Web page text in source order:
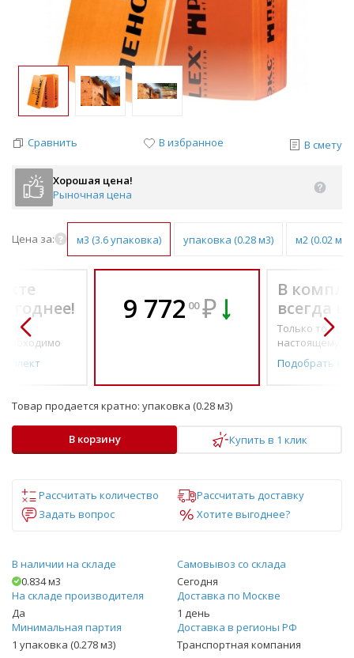
Сравнить В избранное В смету
Хорошая цена!
Рыночная цена
Цена за: м3 (3.6 упаковка) упаковка (0.28 м3) м2 (0.02 м3)
по-
9 772 00 ₽
В
всегда
Только то, что
настоящему
Подобрать
Товар продается кратно: упаковка (0.28 м3)
В корзину Купить в 1 клик
Рассчитать количество
Рассчитать доставку
Задать вопрос
Хотите выгоднее?
В наличии на складе
0.834 м3
Самовывоз со склада
Сегодня
На складе производителя
Да
Доставка по Москве
1 день
Минимальная партия
1 упаковка (0.278 м3)
Доставка в регионы РФ
Транспортная компания